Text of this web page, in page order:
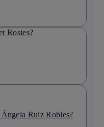
Rosies?
Ruiz Robles?